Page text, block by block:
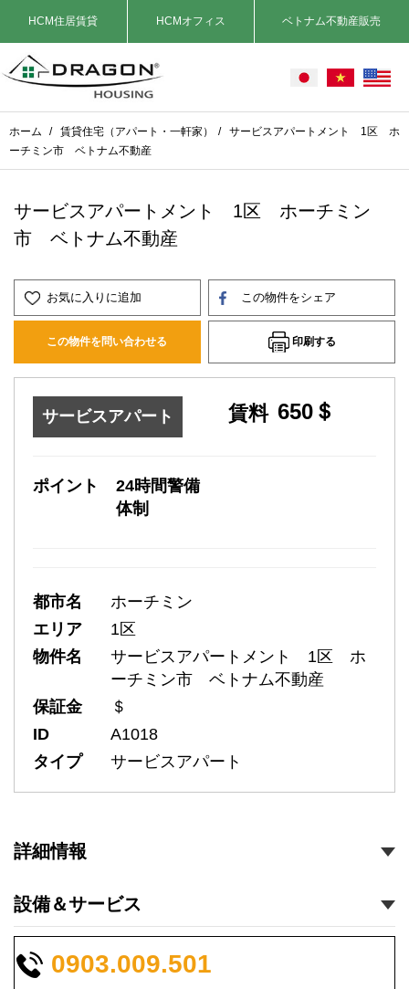
HCM住居賃貸 HCMオフィス ベトナム不動産販売
ホーム / 賃貸住宅（アパート・一軒家） /
サービスアパートメント 1区 ホ
ーチミン市 ベトナム不動産
サービスアパートメント 1区 ホーチミン
市 ベトナム不動産
お気に入りに追加 この物件をシェア
この物件を問い合わせる 印刷する
サービスアパート 賃料 650＄
ポイント
24時間警備
体制
都市名
ホーチミン
エリア
1区
物件名
サービスアパートメント 1区 ホ
ーチミン市 ベトナム不動産
保証金
＄
ID
A1018
タイプ
サービスアパート
詳細情報
設備＆サービス
0903.009.501